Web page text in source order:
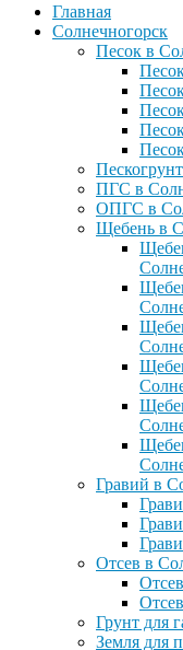
Главная
Солнечногорск
Песок в
ПГС в
ОПГС в
Щебень в
Гравий в
Отсев в
Грунт для
Земля для